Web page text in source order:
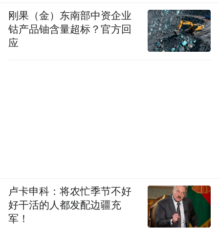
刚果（金）东南部中资企业
钴产品铀含量超标？官方回
应
卢卡申科：将农忙季节不好
好干活的人都发配边疆充
军！